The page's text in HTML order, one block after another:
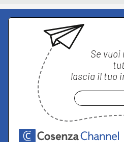
Se
lascia il tuo